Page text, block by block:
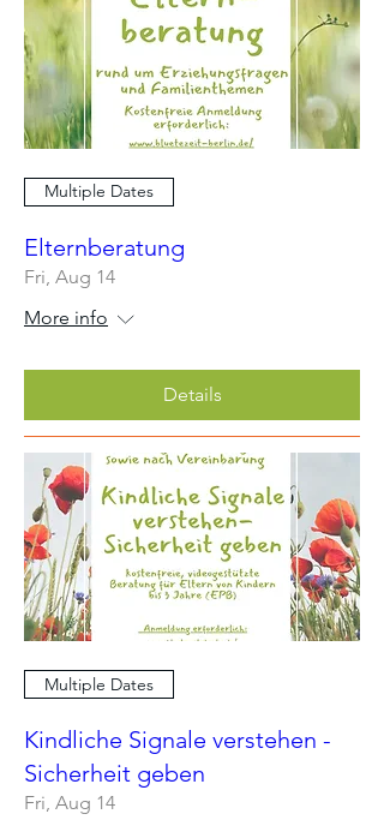
Multiple Dates
Elternberatung
Fri, Aug 14
More info
Details
Multiple Dates
Kindliche Signale verstehen -
Sicherheit geben
Fri, Aug 14